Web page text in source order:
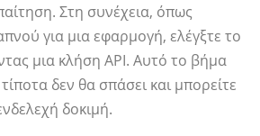
Στη συνέχεια, όπως
για μια εφαρμογή, ελέγξτε το
μια κλήση API. Αυτό το βήμα
δεν θα σπάσει και μπορείτε
δοκιμή.